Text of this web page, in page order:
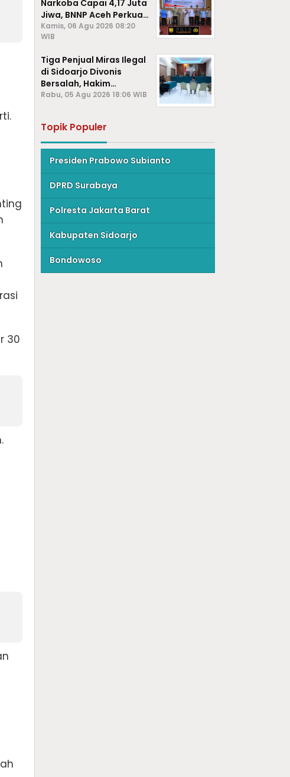
30
Narkoba Capai 4,17 Juta
Jiwa, BNNP Aceh Perkuat
P4GN di Subulussalam
Kamis, 06 Agu 2026 08:20
WIB
Tiga Penjual Miras Ilegal
di Sidoarjo Divonis
Bersalah, Hakim
Jatuhkan Denda hingga
Rabu, 05 Agu 2026 18:06 WIB
Topik Populer
Presiden Prabowo Subianto
DPRD Surabaya
Polresta Jakarta Barat
Kabupaten Sidoarjo
Bondowoso